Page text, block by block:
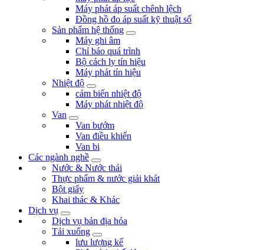
Máy phát áp suất chênh lệch
Đồng hồ đo áp suất kỹ thuật số
Sản phẩm hệ thống
Máy ghi âm
Chỉ báo quá trình
Bộ cách ly tín hiệu
Máy phát tín hiệu
Nhiệt độ
cảm biến nhiệt độ
Máy phát nhiệt độ
Van
Van bướm
Van điều khiển
Van bi
Các ngành nghề
Nước & Nước thải
Thực phẩm & nước giải khát
Bột giấy
Khai thác & Khác
Dịch vụ
Dịch vụ bản địa hóa
Tải xuống
lưu lượng kế